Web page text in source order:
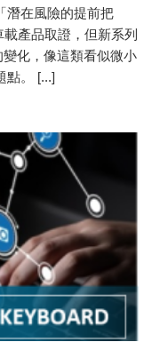
潛在風險的提前把
產品取證，但新系列
化，像這類看似微小
點。 [...]